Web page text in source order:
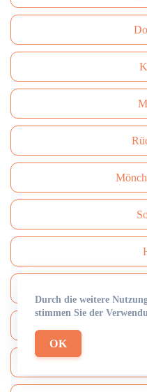
Durch die weitere
stimmen Sie der
OK